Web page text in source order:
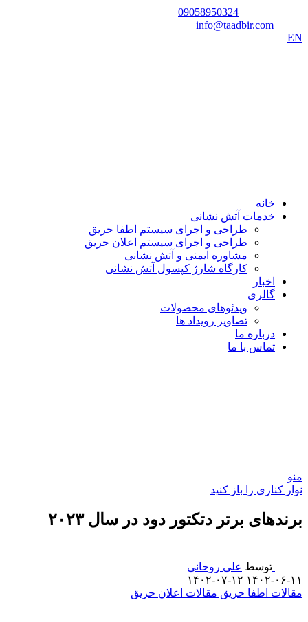
09058950324
info@taadbir.com
EN
خانه
خدمات آتش نشانی
طراحی و اجرای سیستم اطفا حریق
طراحی و اجرای سیستم اعلان حریق
مشاوره ایمنی و آتش نشانی
کارگاه شارژ کپسول آتش نشانی
اخبار
گالری
ویدئوهای محصولات
تصاویر رویداد ها
درباره ما
تماس با ما
منو
نوار کناری را باز کنید
برندهای برتر دتکتور دود در سال ۲۰۲۳
توسط علی روحانی
۱۴۰۲-۰۶-۱۱ ۱۴۰۲-۰۷-۱۲
مقالات اطفا حریق مقالات اعلان حریق